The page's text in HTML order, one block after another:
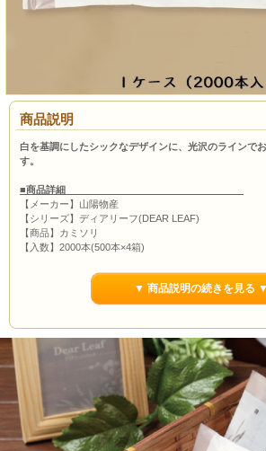
商品説明
白を基調にしたシックなデザインに、光沢のラインで
す。
■商品詳細
【メーカー】山陽物産
【シリーズ】ディアリーフ(DEAR LEAF)
【商品】カミソリ
【入数】2000本(500本×4箱)
【寸法】袋：65×150×16mm 本体：W115×H15×41ｍｍ
▼ 商品説明の続きを見る ▼